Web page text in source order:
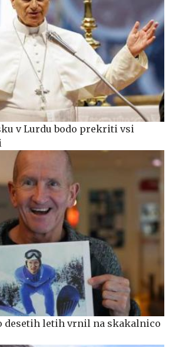
v Lurdu bodo prekriti vsi
desetih letih vrnil na skakalnico